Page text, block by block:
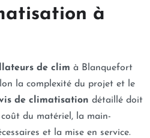
à
de clim à Blanquefort
la complexité du projet et le
de climatisation détaillé doit
du matériel, la main-
et la mise en service.